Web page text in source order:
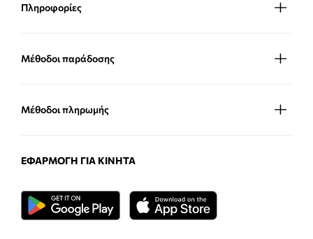
Πληροφορίες
Μέθοδοι παράδοσης
Μέθοδοι πληρωμής
ΕΦΑΡΜΟΓΉ ΓΙΑ ΚΙΝΗΤΆ